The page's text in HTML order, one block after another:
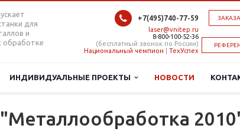
для
и
обработке
+7(495)740-77-59
laser@vnitep.ru
8-800-100-52-36
(бесплатный звонок по России)
Национальный чемпион
ТехУспех
ИНДИВИДУАЛЬНЫЕ ПРОЕКТЫ НОВОСТИ